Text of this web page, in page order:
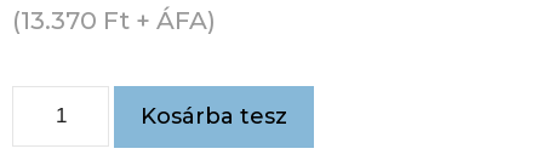
(13.370 Ft + ÁFA)
Kosárba tesz